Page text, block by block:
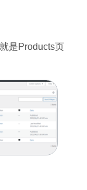
是Products页